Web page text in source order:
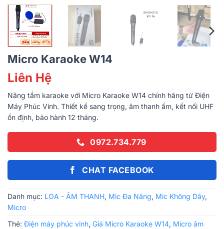
Micro Karaoke W14
Liên Hệ
Nâng tầm karaoke với Micro Karaoke W14 chính hãng từ Điện
Máy Phúc Vinh. Thiết kế sang trọng, âm thanh ấm, kết nối UHF
ổn định, bảo hành 12 tháng.
0972.734.779
CHAT FACEBOOK
Danh mục: LOA - ÂM THANH, Mic Đa Năng, Mic Không Dây,
Micro
Thẻ: Điện máy phúc vinh, Giá Micro Karaoke W14, Micro âm